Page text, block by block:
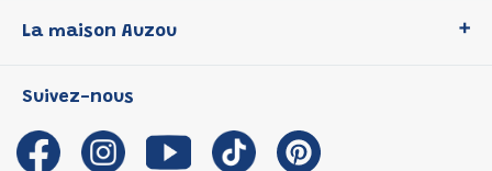
P'tit Loup
Les Influenceuses
Migali
La maison Auzou
Notre histoire
Auzou s'engage
Suivez-nous